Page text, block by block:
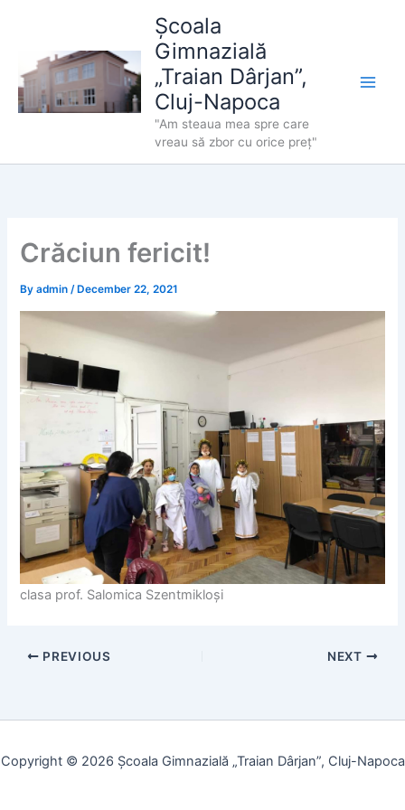
content
Școala
Gimnazială
„Traian Dârjan”,
Cluj-Napoca
"Am steaua mea spre care
vreau să zbor cu orice preț"
Crăciun fericit!
Byadmin/ December 22, 2021
clasa prof. Salomica Szentmikloși
PREVIOUS NEXT
Copyright © 2026 Școala Gimnazială „Traian Dârjan”, Cluj-Napoca